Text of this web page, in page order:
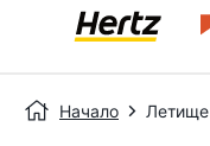
Начало